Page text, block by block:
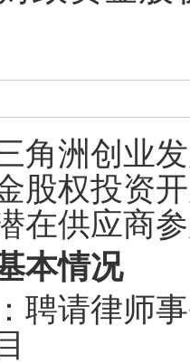
角洲创业
股权投资
在供应商
本情况
聘请律师